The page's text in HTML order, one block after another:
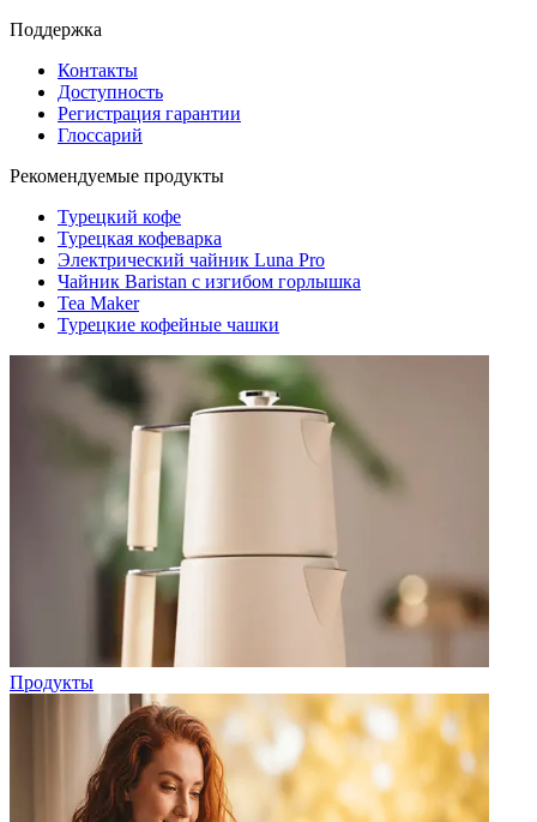
Поддержка
Контакты
Доступность
Регистрация гарантии
Глоссарий
Рекомендуемые продукты
Турецкий кофе
Турецкая кофеварка
Электрический чайник Luna Pro
Чайник Baristan с изгибом горлышка
Tea Maker
Турецкие кофейные чашки
Продукты